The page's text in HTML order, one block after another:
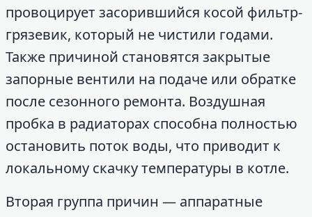
провоцирует засорившийся косой фильтр-
грязевик, который не чистили годами.
Также причиной становятся закрытые
запорные вентили на подаче или обратке
после сезонного ремонта. Воздушная
пробка в радиаторах способна полностью
остановить поток воды, что приводит к
локальному скачку температуры в котле.
Вторая группа причин — аппаратные